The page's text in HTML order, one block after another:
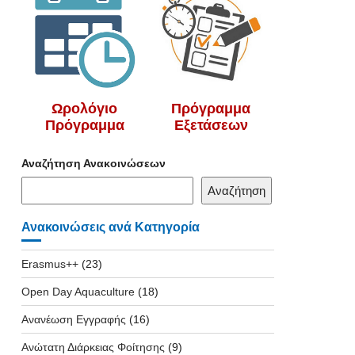
Ωρολόγιο
Πρόγραμμα
Πρόγραμμα
Εξετάσεων
Αναζήτηση Ανακοινώσεων
Αναζήτηση
Ανακοινώσεις ανά Κατηγορία
Erasmus++(23)
Open Day Aquaculture(18)
Ανανέωση Εγγραφής (16)
Ανώτατη Διάρκειας Φοίτησης (9)